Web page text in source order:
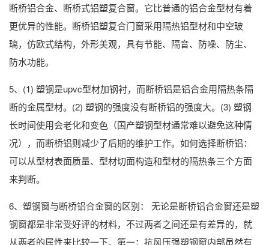
断桥铝合金、断桥式铝塑复合窗。它比普通的铝合金型材有着
更优异的性能。断桥铝塑复合门窗采用隔热铝型材和中空玻
璃，仿欧式结构，外形美观，具有节能、隔音、防噪、防尘、
防水功能。
5、(1) 塑钢是upvc型材加钢衬，而断桥铝是铝合金用隔热条隔
断的金属型材。(2) 塑钢的强度没有断桥铝的强度大。(3) 塑钢
长时间使用会老化和变色（国产塑钢型材通常难以避免这种情
况），而断桥铝则减少了后期的维护工作。如何选择断桥铝：
可以从型材表面质量、型材切面构造和型材的隔热条三个方面
来判断。
6、塑钢窗与断桥铝合金窗的区别： 无论是断桥铝合金窗还是塑
钢窗都是非常受好评的材料，不过两者之间还是有差异的，就
从两者的属性来比较一下。第一：抗风压强塑钢窗内部虽然有